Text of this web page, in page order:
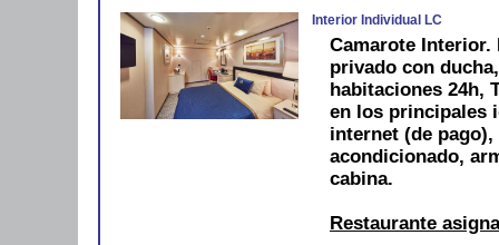
Interior Individual LC
Camarote Interior.
privado con
habitaciones 24h,
en los principales
internet (de
acondicionado,
cabina.
Restaurante